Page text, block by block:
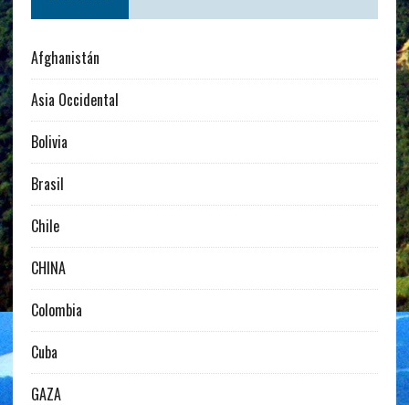
Afghanistán
Asia Occidental
Bolivia
Brasil
Chile
CHINA
Colombia
Cuba
GAZA